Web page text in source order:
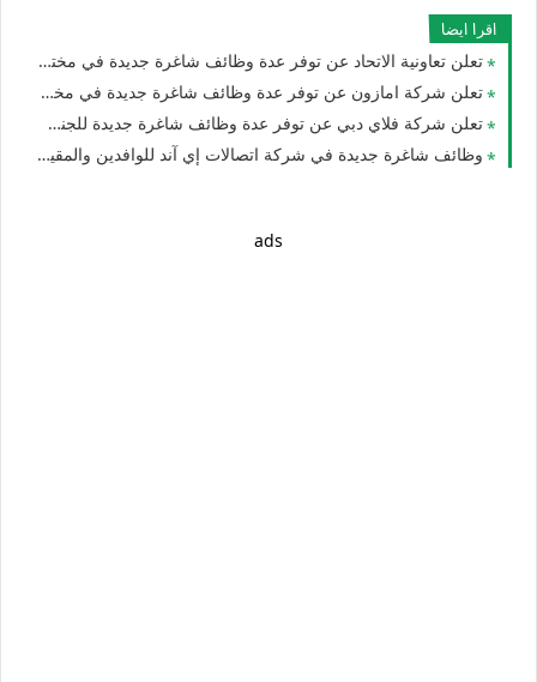
اقرا ايضا
تعلن تعاونية الاتحاد عن توفر عدة وظائف شاغرة جديدة في مختلف التخصصات للجنسيين في الامارات
تعلن شركة امازون عن توفر عدة وظائف شاغرة جديدة في مختلف التخصصات للوافدين والمقيمين في الامارات
تعلن شركة فلاي دبي عن توفر عدة وظائف شاغرة جديدة للجنسيين في العديد من التخصصات في الامارات
وظائف شاغرة جديدة في شركة اتصالات إي آند للوافدين والمقيمين والأجانب في الامارات لعام 2026
ads